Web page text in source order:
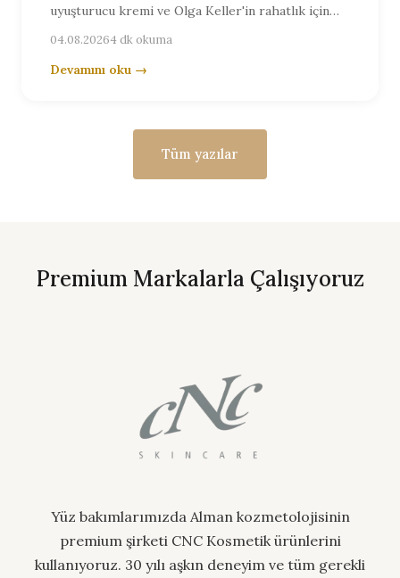
uyuşturucu kremi ve Olga Keller'in rahatlık için
04.08.20264 dk okuma
Devamını oku →
Tüm yazılar
Premium Markalarla Çalışıyoruz
Yüz bakımlarımızda Alman kozmetolojisinin
premium şirketi CNC Kosmetik ürünlerini
kullanıyoruz. 30 yılı aşkın deneyim ve tüm gerekli